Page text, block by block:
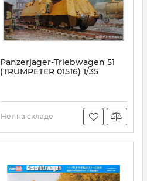
Panzerjager-Triebwagen 51
(TRUMPETER 01516) 1/35
Нет на складе